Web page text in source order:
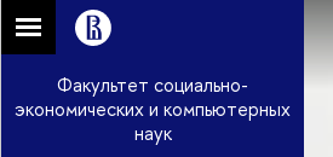
Факультет социально-
экономических и компьютерных
наук